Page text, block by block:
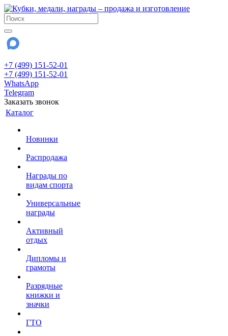
+7 (499) 151-52-01
+7 (499) 151-52-01
WhatsApp
Telegram
Заказать звонок
Каталог
Новинки
Распродажа
Награды по
видам спорта
Универсальные
награды
Активный
отдых
Дипломы и
грамоты
Разрядные
книжки и
значки
ГТО